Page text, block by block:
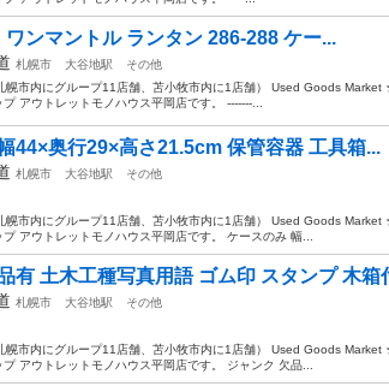
ンマントル ランタン 286-288 ケー...
札幌市 大谷地駅
その他
幌市内にグループ11店舗、苫小牧市内に1店舗） Used Goods
アウトレットモノハウス平岡店です。 -------...
44×奥行29×高さ21.5cm 保管容器 工具箱...
札幌市 大谷地駅
その他
幌市内にグループ11店舗、苫小牧市内に1店舗） Used Goods
アウトレットモノハウス平岡店です。 ケースのみ 幅...
有 土木工種写真用語 ゴム印 スタンプ 木箱
札幌市 大谷地駅
その他
幌市内にグループ11店舗、苫小牧市内に1店舗） Used Goods
アウトレットモノハウス平岡店です。 ジャンク 欠品...